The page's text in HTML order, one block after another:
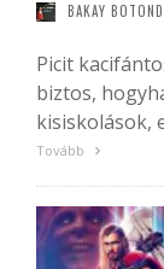
BAKAY BOTOND
Picit
biztos,
kisiskolások,
Tovább